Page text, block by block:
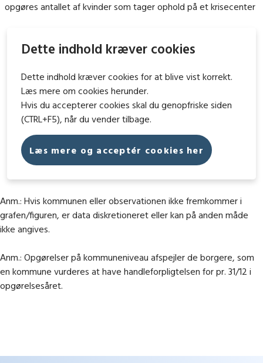
opgøres antallet af kvinder som tager ophold på et krisecenter
Dette indhold kræver cookies
Dette indhold kræver cookies for at blive vist korrekt.
Læs mere om cookies herunder.
Hvis du accepterer cookies skal du genopfriske siden
(CTRL+F5), når du vender tilbage.
Læs mere og acceptér cookies her
Anm.: Hvis kommunen eller observationen ikke fremkommer i
grafen/figuren, er data diskretioneret eller kan på anden måde
ikke angives.
Anm.: Opgørelser på kommuneniveau afspejler de borgere, som
en kommune vurderes at have handleforpligtelsen for pr. 31/12 i
opgørelsesåret.